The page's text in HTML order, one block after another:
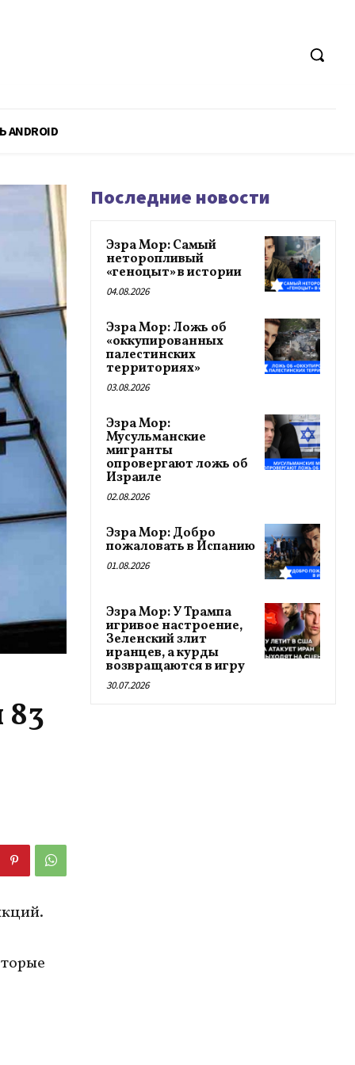
ANDROID
Последние новости
Эзра Мор: Самый
неторопливый
«геноцыт» в истории
04.08.2026
Эзра Мор: Ложь об
«оккупированных
палестинских
территориях»
03.08.2026
Эзра Мор:
Мусульманские
мигранты
опровергают ложь об
Израиле
02.08.2026
Эзра Мор: Добро
пожаловать в Испанию
01.08.2026
Эзра Мор: У Трампа
игривое настроение,
Зеленский злит
иранцев, а курды
возвращаются в игру
30.07.2026